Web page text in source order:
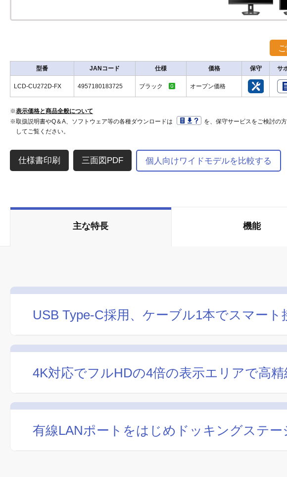
型番 JANコード 仕様 価格 保守 サ
LCD-CU272D-FX 4957180183725 ブラック オープン価格
※表示価格と商品全般について
※取扱説明書やQ＆A、ソフトウェア等の各種ダウンロードは
を、保守サービスをご検討の
してご覧ください。
三面図PDF 個人向けワイドモデルを比較する
主な特長 機能
USB Type-C採用、ケーブル1本でスマート
4K対応でフルHDの4倍の表示エリアで高精
有線LANポートをはじめドッキングステー